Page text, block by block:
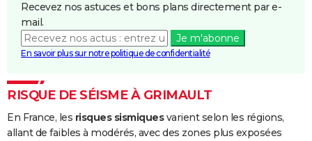
Inondations
et/ou
Boue
05/01/1994 10/01/1994 6 j
Recevez nos astuces et bons plans directement par e-
mail.
Je m'abonne
En savoir plus sur notre politique de confidentialité
RISQUE DE SÉISME À GRIMAULT
En France, les risques sismiquesvarient selon les régions,
allant de faibles à modérés, avec des zones plus exposées